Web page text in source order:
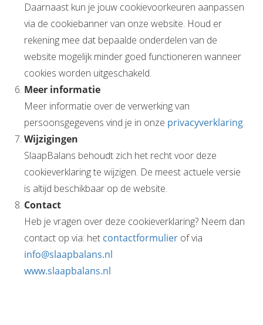
Daarnaast kun je jouw cookievoorkeuren aanpassen
via de cookiebanner van onze website. Houd er
rekening mee dat bepaalde onderdelen van de
website mogelijk minder goed functioneren wanneer
cookies worden uitgeschakeld.
Meer informatie
Meer informatie over de verwerking van
persoonsgegevens vind je in onze privacyverklaring.
Wijzigingen
SlaapBalans behoudt zich het recht voor deze
cookieverklaring te wijzigen. De meest actuele versie
is altijd beschikbaar op de website.
Contact
Heb je vragen over deze cookieverklaring? Neem dan
contact op via: het contactformulier of via
info@slaapbalans.nl
www.slaapbalans.nl